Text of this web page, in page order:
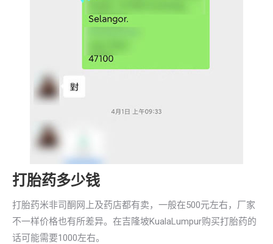
打胎药多少钱
打胎药米非司酮网上及药店都有卖，一般在500元左右，厂家
不一样价格也有所差异。在吉隆坡KualaLumpur购买打胎药的
话可能需要1000左右。